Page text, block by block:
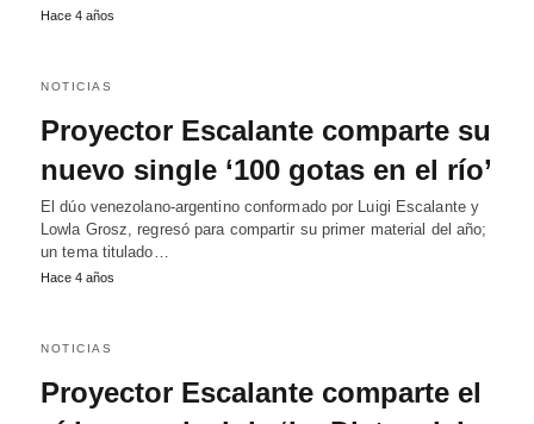
Hace 4 años
NOTICIAS
Proyector Escalante comparte su
nuevo single ‘100 gotas en el río’
El dúo venezolano-argentino conformado por Luigi Escalante y
Lowla Grosz, regresó para compartir su primer material del año;
un tema titulado…
Hace 4 años
NOTICIAS
Proyector Escalante comparte el